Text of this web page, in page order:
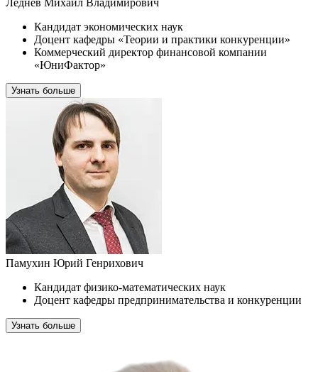
Леднев Михаил Владимирович
Кандидат экономических наук
Доцент кафедры «Теории и практики конкуренции»
Коммерческий директор финансовой компании
«ЮниФактор»
Узнать больше
Памухин Юрий Генрихович
Кандидат физико-математических наук
Доцент кафедры предпринимательства и конкуренции
Узнать больше